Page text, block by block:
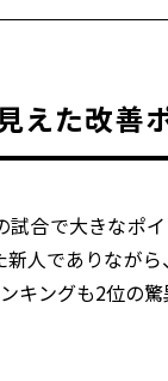
えた改善
試合で大きなポ
新人でありなが
キングも2位の驚